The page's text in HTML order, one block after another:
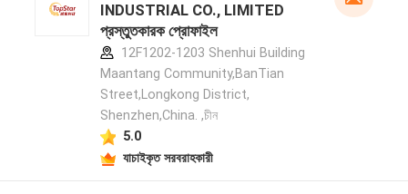
INDUSTRIAL CO., LIMITED
প্রস্তুতকারক প্রোফাইল
12F1202-1203 Shenhui Building
Maantang Community,BanTian
Street,Longkong District,
Shenzhen,China. ,চীন
5.0
যাচাইকৃত সরবরাহকারী